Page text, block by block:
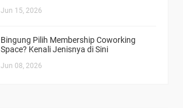
Jun 15, 2026
Bingung Pilih Membership Coworking
Space? Kenali Jenisnya di Sini
Jun 08, 2026